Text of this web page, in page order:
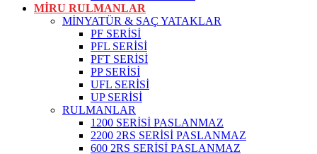
MİRU RULMANLAR
MİNYATÜR & SAÇ YATAKLAR
PF SERİSİ
PFL SERİSİ
PFT SERİSİ
PP SERİSİ
UFL SERİSİ
UP SERİSİ
RULMANLAR
1200 SERİSİ PASLANMAZ
2200 2RS SERİSİ PASLANMAZ
600 2RS SERİSİ PASLANMAZ